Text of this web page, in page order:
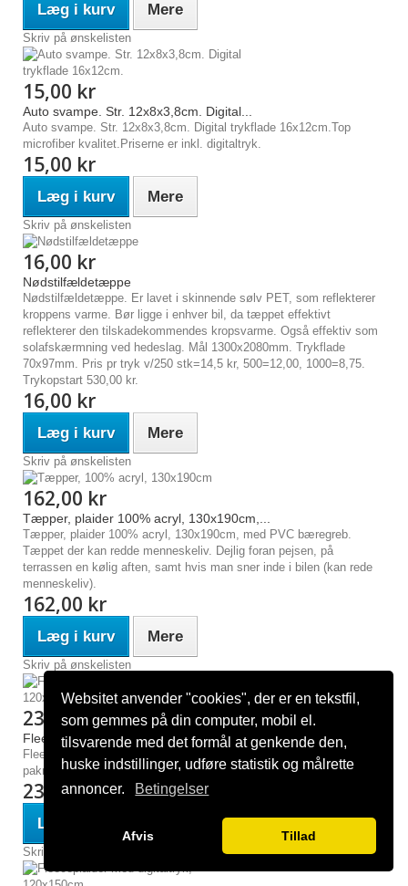
Websitet anvender "cookies", der er en tekstfil,
som gemmes på din computer, mobil el.
tilsvarende med det formål at genkende den,
huske indstillinger, udføre statistik og målrette
annoncer.
Betingelser
Afvis Tillad
Læg i kurv Mere
Skriv på ønskelisten
15,00 kr
Auto svampe. Str. 12x8x3,8cm. Digital...
Auto svampe. Str. 12x8x3,8cm. Digital trykflade 16x12cm.Top
microfiber kvalitet.Priserne er inkl. digitaltryk.
15,00 kr
Læg i kurv Mere
Skriv på ønskelisten
16,00 kr
Nødstilfældetæppe
Nødstilfældetæppe. Er lavet i skinnende sølv PET, som reflekterer
kroppens varme. Bør ligge i enhver bil, da tæppet effektivt
reflekterer den tilskadekommendes kropsvarme. Også effektiv som
solafskærmning ved hedeslag. Mål 1300x2080mm. Trykflade
70x97mm. Pris pr tryk v/250 stk=14,5 kr, 500=12,00, 1000=8,75.
Trykopstart 530,00 kr.
16,00 kr
Læg i kurv Mere
Skriv på ønskelisten
162,00 kr
Tæpper, plaider 100% acryl, 130x190cm,...
Tæpper, plaider 100% acryl, 130x190cm, med PVC bæregreb.
Tæppet der kan redde menneskeliv. Dejlig foran pejsen, på
terrassen en kølig aften, samt hvis man sner inde i bilen (kan rede
menneskeliv).
162,00 kr
Læg i kurv Mere
Skriv på ønskelisten
236,00 kr
Fleeceplaider med digitaltryk, 130x170cm
Fleeceplaider med digitaltryk, 250gr pr m2, hvid bagside, 1-stk
pakning. 130x170cm. Incl trykopstart.
236,00 kr
Læg i kurv
Skriv på ønskelisten